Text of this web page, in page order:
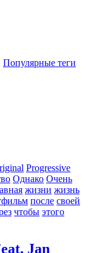
Популярные теги
Progressive
Однако Очень
жизни жизнь
после своей
чтобы этого
Jan